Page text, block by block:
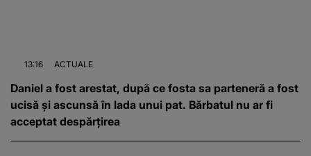
13:16 ACTUALE
Daniel a fost arestat, după ce fosta sa parteneră a fost
ucisă și ascunsă în lada unui pat. Bărbatul nu ar fi
acceptat despărțirea